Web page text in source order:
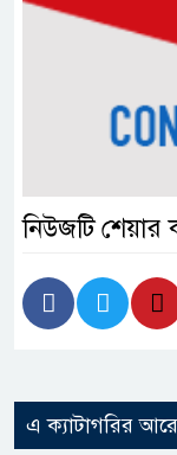
নিউজটি
এ ক্যাটাগরির